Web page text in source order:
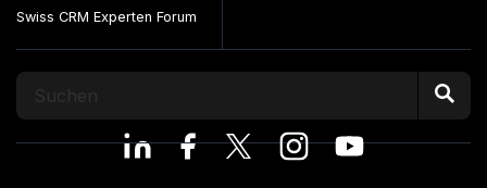
Swiss CRM Experten Forum